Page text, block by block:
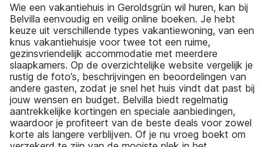
Wie een vakantiehuis in Geroldsgrün wil huren, kan bij
Belvilla eenvoudig en veilig online boeken. Je hebt
keuze uit verschillende types vakantiewoning, van een
knus vakantiehuisje voor twee tot een ruime,
gezinsvriendelijk accommodatie met meerdere
slaapkamers. Op de overzichtelijke website vergelijk je
rustig de foto’s, beschrijvingen en beoordelingen van
andere gasten, zodat je snel het huis vindt dat past bij
jouw wensen en budget. Belvilla biedt regelmatig
aantrekkelijke kortingen en speciale aanbiedingen,
waardoor je profiteert van de beste deals voor zowel
korte als langere verblijven. Of je nu vroeg boekt om